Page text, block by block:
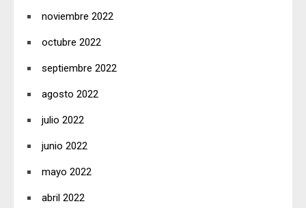
noviembre 2022
octubre 2022
septiembre 2022
agosto 2022
julio 2022
junio 2022
mayo 2022
abril 2022